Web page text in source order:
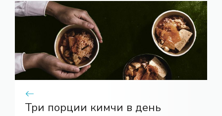
Три порции кимчи в день